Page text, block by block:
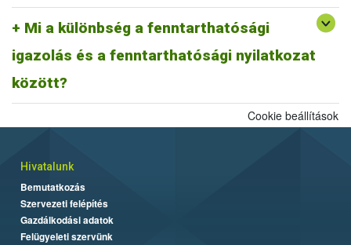
Mi a különbség a fenntarthatósági
igazolás és a fenntarthatósági nyilatkozat
között?
A fentiek alapján fenntarthatósági nyilatkozatnak minősül a
biomassza igazolás is, ahogyan egy ISCC farm nyilatkozat is,
más tagállami fenntarthatósági rendszer szerinti fenntarthatósági
dokumentum is.
Cookie beállítások
Hivatalunk
Bemutatkozás
Szervezeti felépítés
Gazdálkodási adatok
Felügyeleti szervünk